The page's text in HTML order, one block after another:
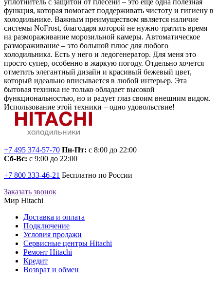
функция, которая помогает поддерживать чистоту и гигиену в
холодильнике. Важным преимуществом является наличие
системы NoFrost, благодаря которой не нужно тратить время
на размораживание морозильной камеры. Автоматическое
размораживание – это большой плюс для любого
холодильника. Есть у него и ледогенератор. Для меня это
просто супер, особенно в жаркую погоду. Отдельно хочется
отметить элегантный дизайн и красивый бежевый цвет,
который идеально вписывается в любой интерьер. Эта
бытовая техника не только обладает высокой
функциональностью, но и радует глаз своим внешним видом.
Использование этой техники – одно удовольствие!
+7 495 374-57-70 Пн-Пт: с 8:00 до 22:00
Сб-Вс: с 9:00 до 22:00
+7 800 333-46-21 Бесплатно по России
Заказать звонок
Мир Hitachi
Доставка и оплата
Подключение
Условия продажи
Сервисные центры Hitachi
Ремонт Hitachi
Кредит
Возврат и обмен